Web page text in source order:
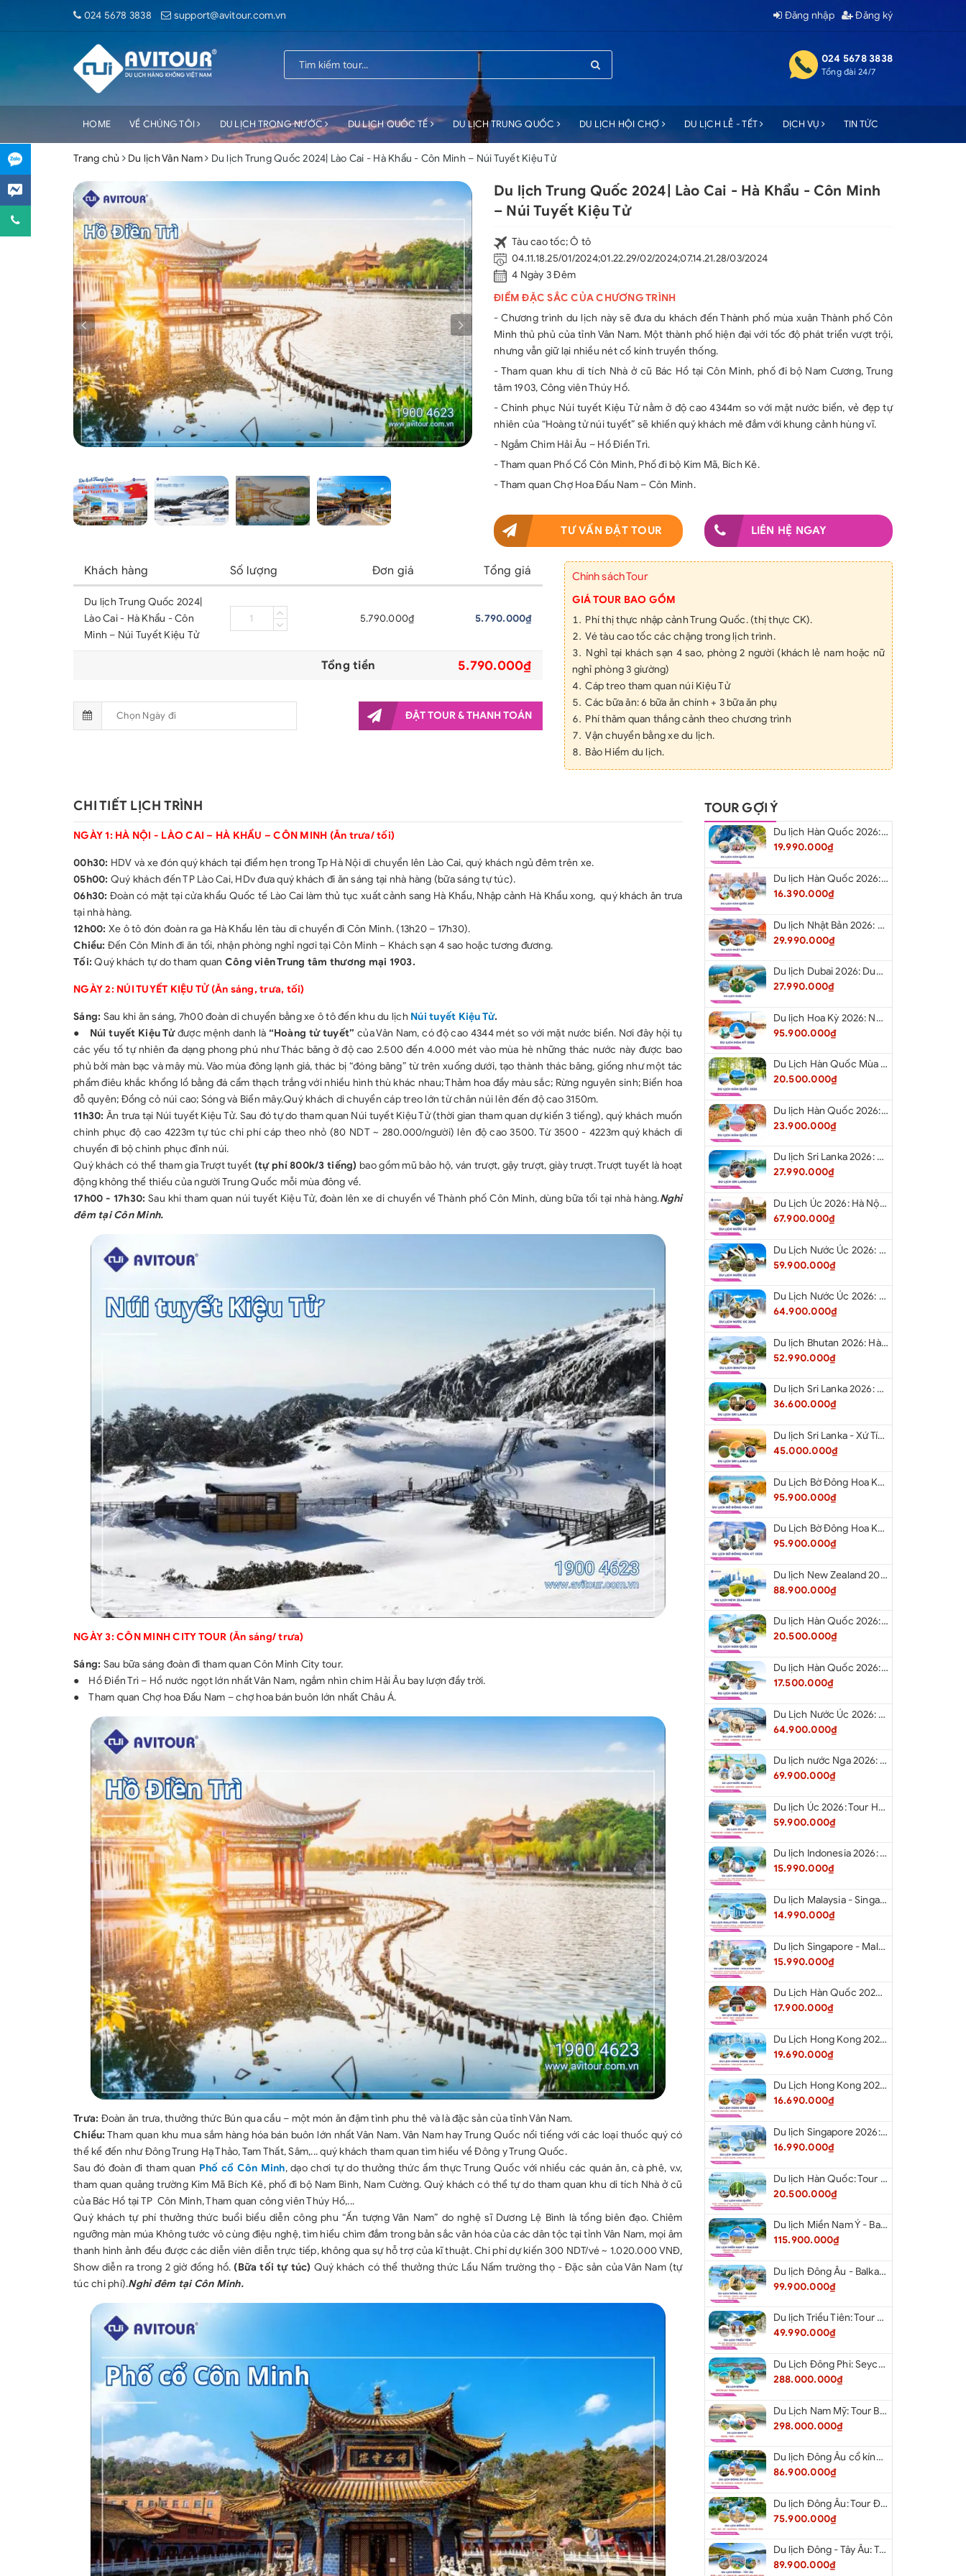
024 5678 3838 support@avitour.com.vn Đăng nhập Đăng ký
024 5678 3838
Tổng đài 24/7
HOME VỀ CHÚNG TÔI DU LỊCH TRONG NƯỚC DU LỊCH QUỐC TẾ DU LỊCH TRUNG QUỐC DU LỊCH HỘI CHỢ DU LỊCH LỄ - TẾT DỊCH VỤ TIN TỨC
Trang chủ Du lịch Vân Nam Du lịch Trung Quốc 2024| Lào Cai - Hà Khẩu - Côn Minh – Núi Tuyết Kiệu Tử
Du lịch Trung Quốc 2024| Lào Cai - Hà Khẩu - Côn Minh
– Núi Tuyết Kiệu Tử
Tàu cao tốc; Ô tô
04.11.18.25/01/2024;01.22.29/02/2024;07.14.21.28/03/2024
4 Ngày 3 Đêm
ĐIỂM ĐẶC SẮC CỦA CHƯƠNG TRÌNH
- Chương trình du lịch này sẽ đưa du khách đến Thành phố mùa xuân Thành phố Côn
Minh thủ phủ của tỉnh Vân Nam. Một thành phố hiện đại với tốc độ phát triển vượt trội,
nhưng vẫn giữ lại nhiều nét cổ kính truyền thống.
- Tham quan khu di tích Nhà ở cũ Bác Hồ tại Côn Minh, phố đi bộ Nam Cương, Trung
tâm 1903, Công viên Thúy Hồ.
- Chinh phục Núi tuyết Kiệu Tử nằm ở độ cao 4344m so với mặt nước biển, vẻ đẹp tự
nhiên của “Hoàng tử núi tuyết” sẽ khiến quý khách mê đắm với khung cảnh hùng vĩ.
- Ngắm Chim Hải Âu – Hồ Điền Trì.
- Tham quan Phố Cổ Côn Minh, Phố đi bộ Kim Mã, Bích Kê.
- Tham quan Chợ Hoa Đấu Nam – Côn Minh.
TƯ VẤN ĐẶT TOUR LIÊN HỆ NGAY
Khách hàng Số lượng Đơn giá Tổng giá
Du lịch Trung Quốc 2024|
Lào Cai - Hà Khẩu - Côn
Minh – Núi Tuyết Kiệu Tử
5.790.000₫ 5.790.000₫
Tổng tiền 5.790.000₫
ĐẶT TOUR & THANH TOÁN
Chính sách Tour
GIÁ TOUR BAO GỒM
Phí thị thực nhập cảnh Trung Quốc. (thị thực CK).
Vé tàu cao tốc các chặng trong lịch trình.
Nghỉ tại khách sạn 4 sao, phòng 2 người (khách lẻ nam hoặc nữ
nghỉ phòng 3 giường)
Cáp treo tham quan núi Kiệu Tử
Các bữa ăn: 6 bữa ăn chính + 3 bữa ăn phụ
Phí thăm quan thắng cảnh theo chương trình
Vận chuyển bằng xe du lịch.
Bảo Hiểm du lịch.
Mỗi người 1 chai nước suối mỗi ngày.
Xe vận chuyển Hà Nội – Lào Cai – Hà Nội
GIÁ TOUR CHƯA BAO GỒM
Hộ chiếu còn hạn trên 6 tháng so với ngày khởi hành.
Chi phí cá nhân, đồ uống, điện thoại, phí giặt là trong khách sạn.
Chi phí phòng đơn
450 NDT/người/phòng
Các chi phí không đề cập trong phần bao gồm.
Tiền TIP 5 đô/khách/ngày ~ 20 đô/người/tour
(800.000đ/ Khách)
80 tệ/người
CHI TIẾT LỊCH TRÌNH
NGÀY 1: HÀ NỘI - LÀO CAI – HÀ KHẨU – CÔN MINH (Ăn trưa/ tối)
00h30: HDV và xe đón quý khách tại điểm hẹn trong Tp Hà Nội di chuyển lên Lào Cai, quý khách ngủ đêm trên xe.
05h00: Quý khách đến TP Lào Cai, HDv đưa quý khách đi ăn sáng tại nhà hàng (bữa sáng tự túc).
06h30: Đoàn có mặt tại cửa khẩu Quốc tế Lào Cai làm thủ tục xuất cảnh sang Hà Khẩu, Nhập cảnh Hà Khẩu xong, quý khách ăn trưa
tại nhà hàng.
12h00: Xe ô tô đón đoàn ra ga Hà Khẩu lên tàu di chuyển đi Côn Minh. (13h20 – 17h30).
Chiều: Đến Côn Minh đi ăn tối, nhận phòng nghỉ ngơi tại Côn Minh – Khách sạn 4 sao hoặc tương đương.
Tối: Quý khách tự do tham quan Công viên Trung tâm thương mại 1903.
NGÀY 2: NÚI TUYẾT KIỆU TỬ (Ăn sáng, trưa, tối)
Sáng: Sau khi ăn sáng, 7h00 đoàn di chuyển bằng xe ô tô đến khu du lịch Núi tuyết Kiệu Tử.
● Núi tuyết Kiệu Tửđược mệnh danh là “Hoàng tử tuyết” của Vân Nam, có độ cao 4344 mét so với mặt nước biển. Nơi đây hội tụ
các yếu tố tự nhiên đa dạng phong phú như Thác băng ở độ cao 2.500 đến 4.000 mét vào mùa hè những thác nước này được bao
phủ bởi màn bạc và mây mù. Vào mùa đông lạnh giá, thác bị “đóng băng” từ trên xuống dưới, tạo thành thác băng, giống như một tác
phẩm điêu khắc khổng lồ bằng đá cẩm thạch trắng với nhiều hình thù khác nhau; Thảm hoa đầy màu sắc; Rừng nguyên sinh; Biển hoa
đỗ quyên; Đồng cỏ núi cao; Sóng và Biển mây.Quý khách di chuyển cáp treo lớn từ chân núi lên đến độ cao 3150m.
11h30: Ăn trưa tại Núi tuyết Kiệu Tử. Sau đó tự do tham quan Núi tuyết Kiệu Tử (thời gian tham quan dự kiến 3 tiếng), quý khách muốn
chinh phục độ cao 4223m tự túc chi phí cáp theo nhỏ (80 NDT ~ 280.000/người) lên độ cao 3500. Từ 3500 - 4223m quý khách di
chuyển đi bộ chinh phục đỉnh núi.
Quý khách có thể tham gia Trượt tuyết (tự phí 800k/3 tiếng) bao gồm mũ bảo hộ, ván trượt, gậy trượt, giày trượt. Trượt tuyết là hoạt
động không thể thiếu của người Trung Quốc mỗi mùa đông về.
17h00 - 17h30: Sau khi tham quan núi tuyết Kiệu Tử, đoàn lên xe di chuyển về Thành phố Côn Minh, dùng bữa tối tại nhà hàng.Nghỉ
đêm tại Côn Minh.
NGÀY 3: CÔN MINH CITY TOUR (Ăn sáng/ trưa)
Sáng: Sau bữa sáng đoàn đi tham quan Côn Minh City tour.
● Hồ Điền Trì – Hồ nước ngọt lớn nhất Vân Nam, ngắm nhìn chim Hải Âu bay lượn đầy trời.
●Tham quan Chợ hoa Đấu Nam – chợ hoa bán buôn lớn nhất Châu Á.
Trưa: Đoàn ăn trưa, thưởng thức Bún qua cầu – một món ăn đậm tình phu thê và là đặc sản của tỉnh Vân Nam.
Chiều: Tham quan khu mua sắm hàng hóa bán buôn lớn nhất Vân Nam. Vân Nam hay Trung Quốc nổi tiếng với các loại thuốc quý có
thể kể đến như Đông Trung Hạ Thảo, Tam Thất, Sâm,... quý khách tham quan tìm hiểu về Đông y Trung Quốc.
Sau đó đoàn đi tham quan Phố cổ Côn Minh, dạo chơi tự do thưởng thức ẩm thực Trung Quốc với nhiều các quán ăn, cà phê, v.v,
tham quan quảng trường Kim Mã Bích Kê, phố đi bộ Nam Bình, Nam Cường. Quý khách có thể tự do tham quan khu di tích Nhà ở cũ
của Bác Hồ tại TP Côn Minh, Tham quan công viên Thúy Hồ,...
Quý khách tự phí thưởng thức buổi biểu diễn công phu “Ấn tượng Vân Nam” do nghệ sĩ Dương Lệ Bình là tổng biên đạo. Chiêm
ngưỡng màn múa Không tước vô cùng điệu nghệ, tìm hiểu chìm đắm trong bản sắc văn hóa của các dân tộc tại tỉnh Vân Nam, mọi âm
thanh hình ảnh đều được các diễn viên diễn trực tiếp, không qua sự hỗ trợ của kĩ thuật. Chi phí dự kiến 300 NDT/vé ~ 1.020.000 VNĐ,
Show diễn ra trong 2 giờ đồng hồ. (Bữa tối tự túc) Quý khách có thể thưởng thức Lẩu Nấm trường thọ - Đặc sản của Vân Nam (tự
túc chi phí).Nghỉ đêm tại Côn Minh.
TOUR GỢI Ý
Du lịch Hàn Quốc 2026: Hà Nội – Busan – Seoul – Starfiled – Lotte Worf
19.990.000₫
Du lịch Hàn Quốc 2026: Hà Nội – Lotte Word – Đảo Nami – Làng Cổ Hanok Bukchon
16.390.000₫
Du lịch Nhật Bản 2026: Niigata – Aizu – Nikko - Tokyo – Niigata từ Hà Nội
29.990.000₫
Du lịch Dubai 2026: Dubai - Safari - Abu Dhabi
27.990.000₫
Du lịch Hoa Kỳ 2026: New York - Philadelphia - Delaware - Washington D.C. - Las Vegas - Red Rock Canyon - Quận Cam - Santa Monica - Hollywood - San Diego - Los Angeles.
95.900.000₫
Du Lịch Hàn Quốc Mùa Hè 2026: Hà Nội - Busan - Gyeongju - Seoul - Đảo Nami - Tàu Điện Ven Biển Haeundae - Cầu Kính Oryukdo - Làng Văn Hóa Huinnyeoul
20.500.000₫
Du lịch Hàn Quốc 2026: Hà Nội - Busan - Gyeongju - Seoul - Đảo Nami - Tàu Điện Ven Biển Haeundae - Cỏ Hồng Muhly - Làng Văn Hóa Huinnyeoul
23.900.000₫
Du lịch Sri Lanka 2026: Colombo - Negombo - Pinnawala - Kandy - Kalutara - Nuwara - Eliya
27.990.000₫
Du Lịch Úc 2026: Hà Nội - Sydney- Canberra - Melbourne - Hà Nội
67.900.000₫
Du Lịch Nước Úc 2026: Hà Nội - Sydney- Canberra - Melbourne - Hà Nội
59.900.000₫
Du Lịch Nước Úc 2026: Hà Nội - Melbourne - Canberra - Sydney - Hà Nội
64.900.000₫
Du lịch Bhutan 2026: Hà Nội - Bhutan - Paro - Thimphu - Punakha
52.990.000₫
Du lịch Sri Lanka 2026: Khám Phá Xứ Tích Lan
36.600.000₫
Du lịch Sri Lanka - Xứ Tích Lan 2026: Tham Dự Lễ Hội Rước Xá Lợi Răng Phật
45.000.000₫
Du Lịch Bờ Đông Hoa Kỳ 2026: Washington DC - Philadelphia - New York - Boston - New Hampshire White Mountains - Albany - Niagara Falls - Buffalo - Corning - New York
95.900.000₫
Du Lịch Bờ Đông Hoa Kỳ 2026: New York - Boston - New Hampshire - Artist’s Bluff - Echo Lake Kancamagus Highway - White Mountains - Albany - Buffalo Niagara Falls - Corning - Washington DC
95.900.000₫
Du lịch New Zealand 2026: Tour Auckland - Waitomo - Taupo - Rotorua - Matamata - Hamilton
88.900.000₫
Du lịch Hàn Quốc 2026: Tour Hà Nội - Busan - Gyeongju - Seoul - Đảo Nami - Tàu Điện Ven Biển Haeundae - Cầu Kính Oryukdo - Làng Văn Hóa Huinnyeoul
20.500.000₫
Du lịch Hàn Quốc 2026: Tour Hà Nội - Seoul - Nami - Everland - Painter Show - Thư Viện Sách
17.500.000₫
Du Lịch Nước Úc 2026: Tour Hà Nội - Sydney - Canberra - Melbourne - Hà Nội
64.900.000₫
Du lịch nước Nga 2026: Tour Hà Nội - Moscow - Saint Petersburg từ Hà Nội
69.900.000₫
Du lịch Úc 2026: Tour Hà Nội - Sydney - Canberra - Melbourne - Hà Nội
59.900.000₫
Du lịch Indonesia 2026: Tour Hà Nội - Bali - Cổng Trời Lempuyang - Swings Bali - Ngắm hoàng hôn biển Jimbaran - Kelingking - Sống Lưng Khủng Long từ Hà Nội
15.990.000₫
Du lịch Malaysia - Singapore 2026: Tour Đảo Sentosa - Madame Tussause - Garden By The Bay - Thành Cổ Malacca - Thủ Đô Kualalumpur - Cao Nguyên Genting - New Putrajaya từ Hà Nội
14.990.000₫
Du lịch Singapore - Malaysia 2026: Tour Đảo Sentosa - Madame Tussauds - Garden By The Bay - Thành cổ Malacca - Thủ đô Kuala Lumpur - Cao nguyên Genting - New Putrajaya từ Hà Nội
15.990.000₫
Du Lịch Hàn Quốc 2026: Hà Nội - Seoul - Nami - Everland - Painter Show - Thư Viện Sách
17.900.000₫
Du Lịch Hong Kong 2026: Khám phá Hongkong - Thâm Quyến - Quảng Châu từ Hà Nội
19.690.000₫
Du Lịch Hong Kong 2026: Khám phá Hong Kong - Dingding Tram - Shopping Tour từ Hà Nội
16.690.000₫
Du lịch Singapore 2026: Tour Sentosa - Madame Tussauds - Garden By The Bay - Jewel từ Hà Nội
16.990.000₫
Du lịch Hàn Quốc: Tour Busan - Gyeongju - Seoul - Đảo Nami - Tàu Điện Ven Biển Haeundae - Cầu Kính Oryukdo - Làng Văn Hóa Huinnyeoul từ Hà Nội 2026
20.500.000₫
Du lịch Miền Nam Ý - Balkan: Tour Miền Nam Ý - Albania - Montenegro - Croatia - Slovenia từ Hà Nội 2026
115.900.000₫
Du lịch Đông Âu - Balkan: Tour Đức - Slovenia - Croatia - Hungary - Slovakia - Áo - Séc từ Hà Nội 2026
99.900.000₫
Du lịch Triều Tiên: Tour Bắc Kinh - Bình Nhưỡng - Núi Myohyang - Kaesong - Bàn Môn Điếm - Đan Đông từ Hà Nội 2026
49.990.000₫
Du Lịch Đông Phi: Seychelles - Madagascar - Mauritius 2026
288.000.000₫
Du Lịch Nam Mỹ: Tour Brazil - Peru - Argentina - Chile 2026
298.000.000₫
Du lịch Đông Âu cổ kính: Tour Đức - Séc - Áo - Slovakia - Hungary - Ba Lan từ Hà Nội 2026
86.900.000₫
Du lịch Đông Âu: Tour Đức - Séc - Áo - Slovakia - Hungary từ Hà Nội 2026
75.900.000₫
Du lịch Đông - Tây Âu: Tour Đức - Áo - Ý - Thụy Sĩ - Pháp từ Hà Nội 2026
89.900.000₫